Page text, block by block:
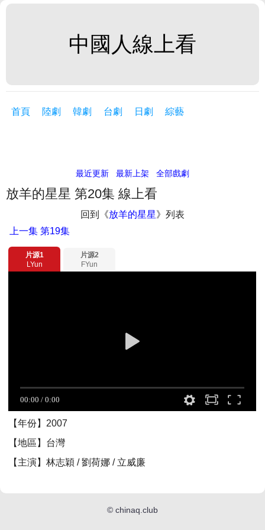
中國人線上看
首頁 陸劇 韓劇 台劇 日劇 綜藝
最近更新 最新上架 全部戲劇
放羊的星星 第20集 線上看
回到《放羊的星星》列表
上一集 第19集
片源1
LYun
片源2
FYun
【年份】2007
【地區】台灣
【主演】林志穎 / 劉荷娜 / 立威廉
© chinaq.club